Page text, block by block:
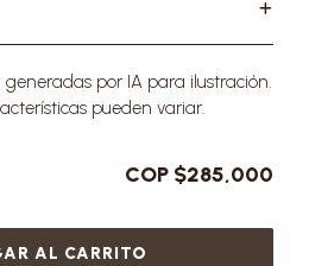
por IA para ilustración.
pueden variar.
COP $285,000
AL CARRITO